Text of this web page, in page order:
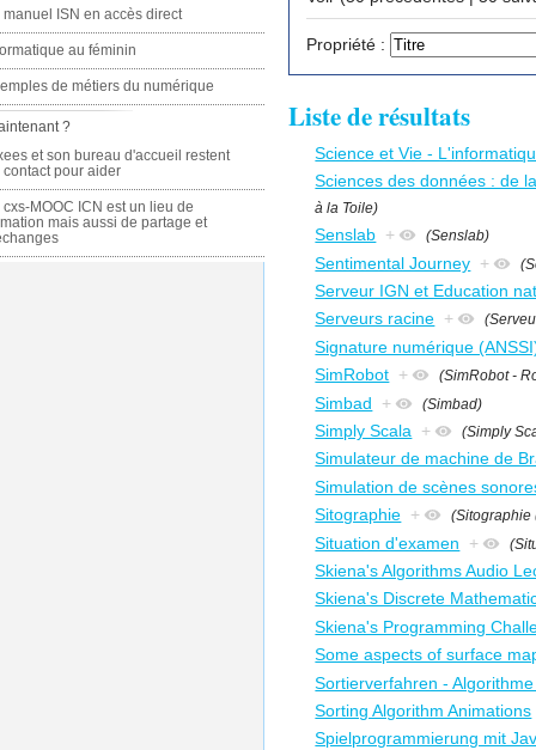
Propriété :
Liste de résultats
Science et Vie -
Sciences des données : de
à la Toile)
Senslab + (Senslab)
Sentimental Journey +
Serveur IGN et Education
Serveurs racine +
Signature numérique
SimRobot + (SimRobot -
Simbad + (Simbad)
Simply Scala + (Simply
Simulateur de machine de
Simulation de scènes
Sitographie + (Sitographie
Situation d'examen +
Skiena's Algorithms Audio
Skiena's Discrete
Skiena's Programming
Some aspects of surface
Sortierverfahren -
Sorting Algorithm Animations
Spielprogrammierung mit
manuel ISN en accès direct
au féminin
de métiers du numérique
?
et son bureau d'accueil restent
contact pour aider
cxs-MOOC ICN est un lieu de
mais aussi de partage et